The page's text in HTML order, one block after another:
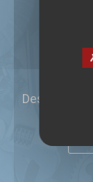
Des détails